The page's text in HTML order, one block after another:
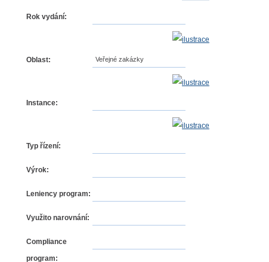
Rok vydání:
Oblast: Veřejné zakázky
Instance:
Typ řízení:
Výrok:
Leniency program:
Využito narovnání:
Compliance
program: